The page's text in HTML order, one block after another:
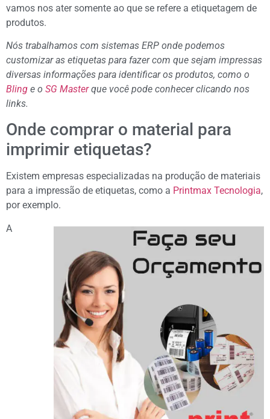
vamos nos ater somente ao que se refere a etiquetagem de
produtos.
Nós trabalhamos com sistemas ERP onde podemos
customizar as etiquetas para fazer com que sejam impressas
diversas informações para identificar os produtos, como o
Bling e o SG Masterque você pode conhecer clicando nos
links.
Onde comprar o material para
imprimir etiquetas?
Existem empresas especializadas na produção de materiais
para a impressão de etiquetas, como a Printmax Tecnologia,
por exemplo.
A